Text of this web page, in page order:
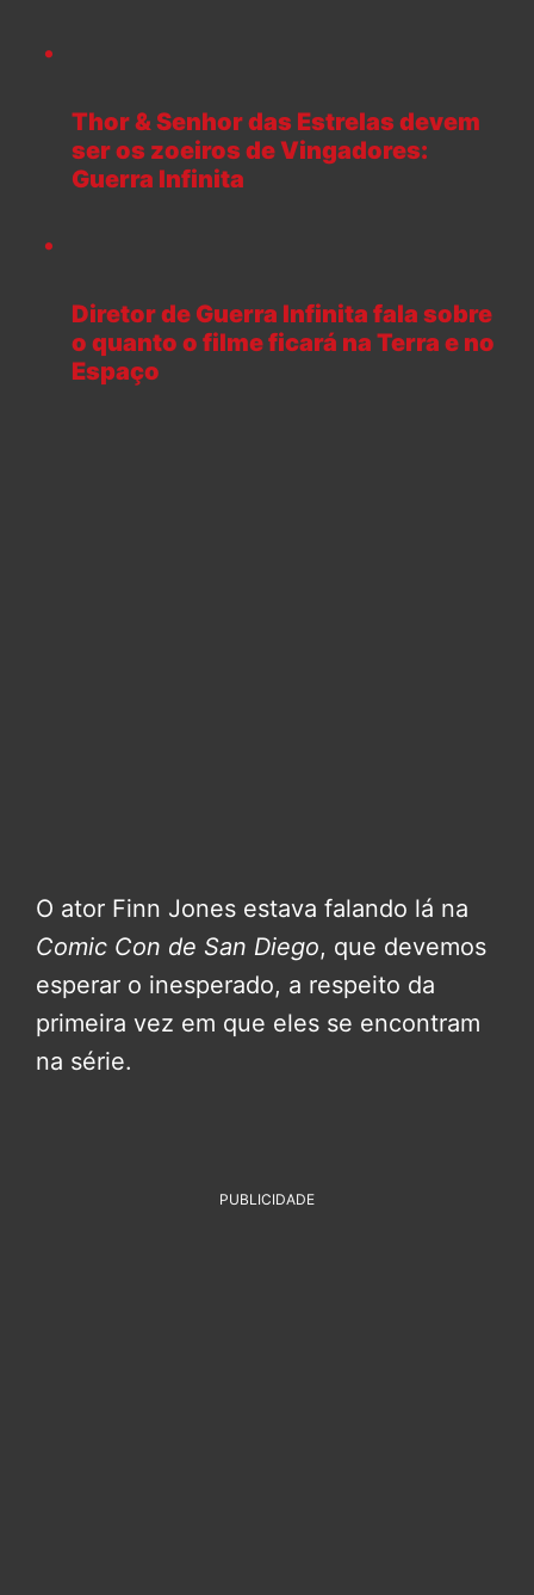
Thor & Senhor das Estrelas devem
ser os zoeiros de Vingadores:
Guerra Infinita
Diretor de Guerra Infinita fala sobre
o quanto o filme ficará na Terra e no
Espaço
O ator Finn Jones estava falando lá na
Comic Con de San Diego, que devemos
esperar o inesperado, a respeito da
primeira vez em que eles se encontram
na série.
PUBLICIDADE